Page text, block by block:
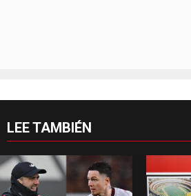
LEE TAMBIÉN